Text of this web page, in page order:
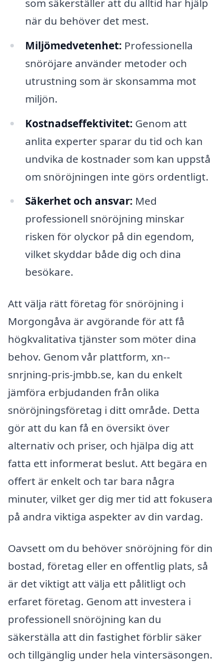
som säkerställer att du alltid har hjälp
när du behöver det mest.
Miljömedvetenhet: Professionella
snöröjare använder metoder och
utrustning som är skonsamma mot
miljön.
Kostnadseffektivitet: Genom att
anlita experter sparar du tid och kan
undvika de kostnader som kan uppstå
om snöröjningen inte görs ordentligt.
Säkerhet och ansvar: Med
professionell snöröjning minskar
risken för olyckor på din egendom,
vilket skyddar både dig och dina
besökare.
Att välja rätt företag för snöröjning i
Morgongåva är avgörande för att få
högkvalitativa tjänster som möter dina
behov. Genom vår plattform, xn--
snrjning-pris-jmbb.se, kan du enkelt
jämföra erbjudanden från olika
snöröjningsföretag i ditt område. Detta
gör att du kan få en översikt över
alternativ och priser, och hjälpa dig att
fatta ett informerat beslut. Att begära en
offert är enkelt och tar bara några
minuter, vilket ger dig mer tid att fokusera
på andra viktiga aspekter av din vardag.
Oavsett om du behöver snöröjning för din
bostad, företag eller en offentlig plats, så
är det viktigt att välja ett pålitligt och
erfaret företag. Genom att investera i
professionell snöröjning kan du
säkerställa att din fastighet förblir säker
och tillgänglig under hela vintersäsongen.